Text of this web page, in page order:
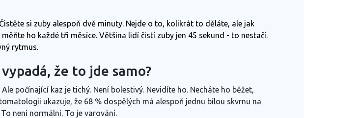
Čistěte si zuby alespoň dvě minuty. Nejde o to, kolikrát to děláte, ale jak
ho každé tři měsíce. Většina lidí čistí zuby jen 45 sekund - to nestačí.
rytmus.
že to jde samo?
počínající kaz je tichý. Není bolestivý. Nevidíte ho. Necháte ho běžet,
ukazuje, že 68 % dospělých má alespoň jednu bílou skvrnu na
není normální. To je varování.